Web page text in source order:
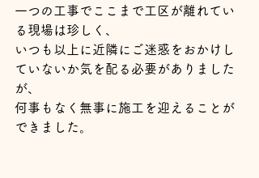
一つの工事でここまで工区が離れてい
る現場は珍しく、
いつも以上に近隣にご迷惑をおかけし
ていないか気を配る必要がありました
が、
何事もなく無事に施工を迎えることが
できました。